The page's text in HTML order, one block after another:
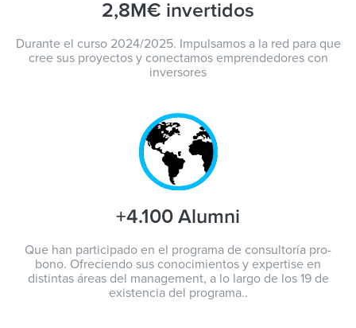
2,8M€ invertidos
Durante el curso 2024/2025. Impulsamos a la red para que
cree sus proyectos y conectamos emprendedores con
inversores
+4.100 Alumni
Que han participado en el programa de consultoría pro-
bono. Ofreciendo sus conocimientos y expertise en
distintas áreas del management, a lo largo de los 19 de
existencia del programa..